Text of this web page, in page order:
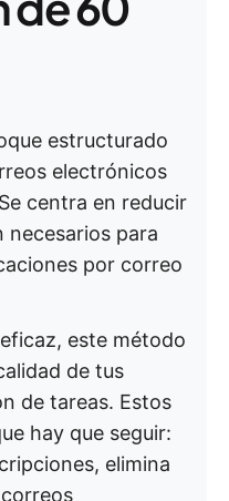
estructurado
electrónicos
centra en reducir
necesarios para
por correo
este método
de tus
de tareas. Estos
hay que seguir:
elimina